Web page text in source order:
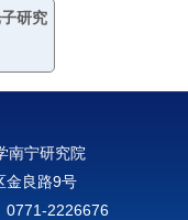
研究
南宁研究院
金良路9号
2226676